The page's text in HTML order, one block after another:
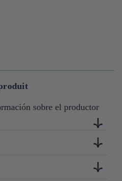
sobre el productor
Miso, une sélection de
pour enrichir vos soupes,
Choisissez parmi des variétés
en koji ou miso brun riche
ou en bouillon, cet
toutes les possibilités